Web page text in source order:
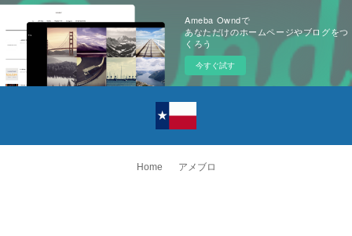
Ameba Owndで
あなただけのホームページやブログをつ
くろう
今すぐ試す
Home アメブロ